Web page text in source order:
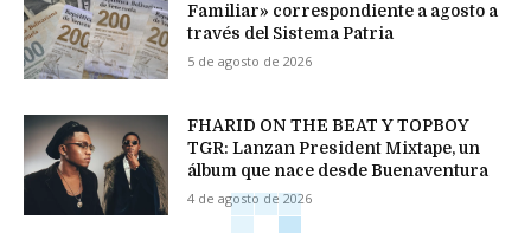
Familiar» correspondiente a agosto a
través del Sistema Patria
5 de agosto de 2026
FHARID ON THE BEAT Y TOPBOY
TGR: Lanzan President Mixtape, un
álbum que nace desde Buenaventura
4 de agosto de 2026